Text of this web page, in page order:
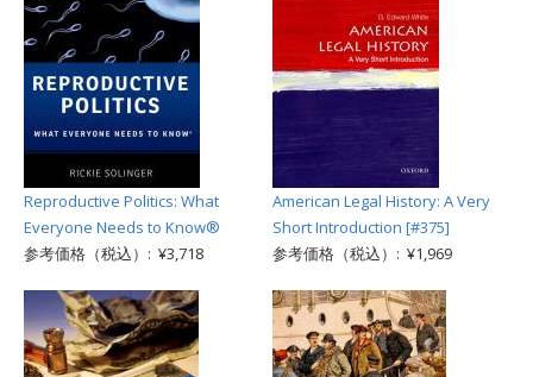
Reproductive Politics: What
Everyone Needs to Know®
参考価格（税込）: ¥3,718
American Legal History: A Very
Short Introduction [#375]
参考価格（税込）: ¥1,969